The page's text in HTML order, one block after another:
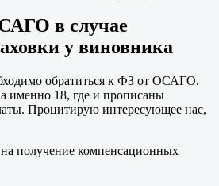
в случае
у виновника
обратиться к ФЗ от ОСАГО.
а именно 18, где и прописаны
Процитирую интересующее нас,
получение компенсационных